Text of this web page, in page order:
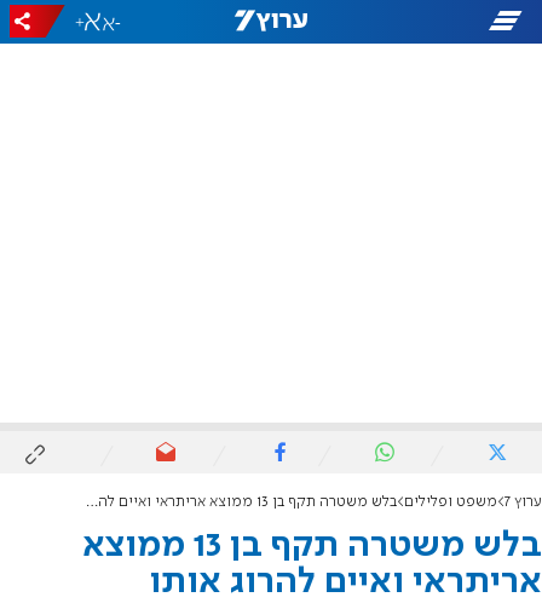
-
+
ערוץ 7 משפט ופלילים בלש משטרה תקף בן 13 ממוצא אריתראי ואיים להרוג אותו
בלש משטרה תקף בן 13 ממוצא
אריתראי ואיים להרוג אותו